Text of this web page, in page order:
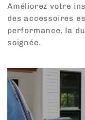
Améliorez votre
des accessoires
performance, la
soignée.